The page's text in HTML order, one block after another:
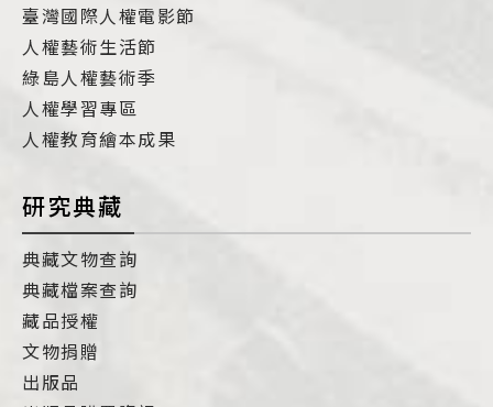
臺灣國際人權電影節
人權藝術生活節
綠島人權藝術季
人權學習專區
人權教育繪本成果
研究典藏
典藏文物查詢
典藏檔案查詢
藏品授權
文物捐贈
出版品